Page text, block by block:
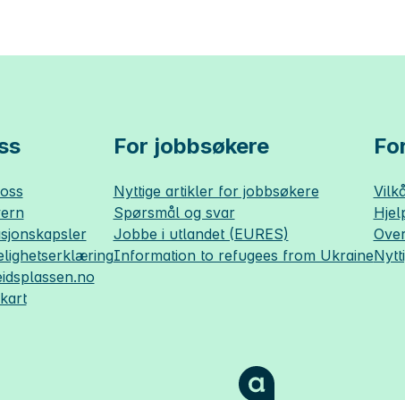
For jobbsøkere
Nyttige artikler for jobbsøkere
Spørsmål og svar
Jobbe i utlandet (EURES)
Information to refugees from Ukraine